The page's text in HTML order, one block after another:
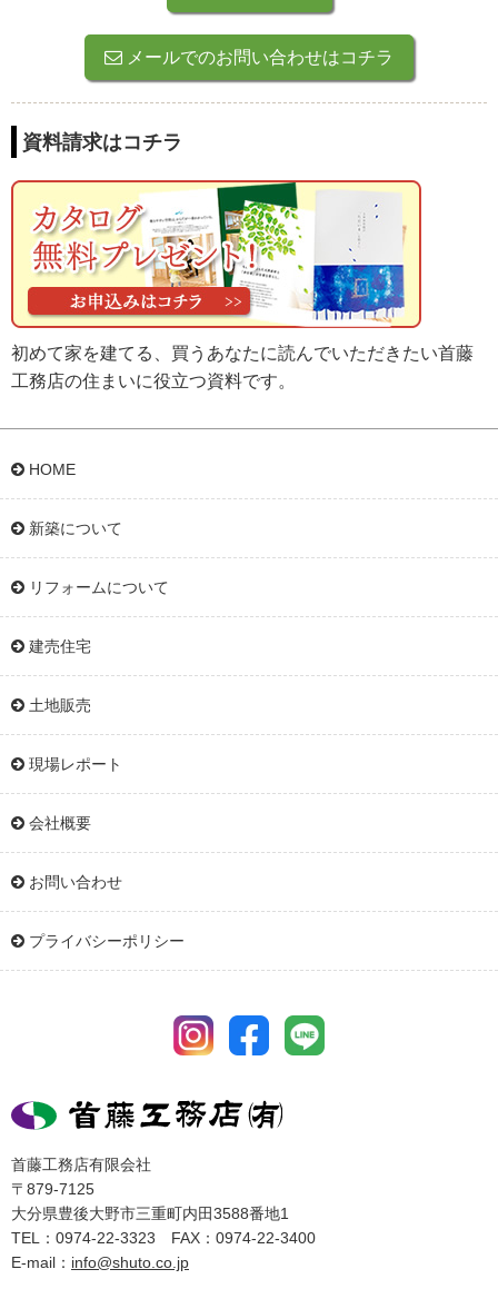
メールでのお問い合わせはコチラ
資料請求はコチラ
初めて家を建てる、買うあなたに読んでいただきたい首藤
工務店の住まいに役立つ資料です。
HOME
新築について
リフォームについて
建売住宅
土地販売
現場レポート
会社概要
お問い合わせ
プライバシーポリシー
首藤工務店有限会社
〒879-7125
大分県豊後大野市三重町内田3588番地1
TEL：0974-22-3323 FAX：0974-22-3400
E-mail： info@shuto.co.jp